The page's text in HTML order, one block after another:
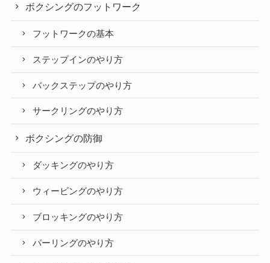
ボクシングのフットワーク
フットワークの基本
ステップインのやり方
バックステップのやり方
サークリングのやり方
ボクシングの防御
ダッキングのやり方
ウィービングのやり方
ブロッキングのやり方
パーリングのやり方